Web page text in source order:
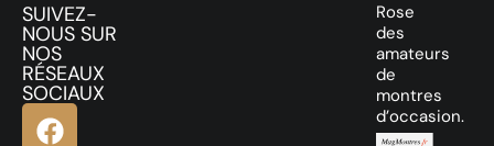
SUIVEZ-
NOUS SUR
NOS
RÉSEAUX
SOCIAUX
Rose
des
amateurs
de
montres
d’occasion.